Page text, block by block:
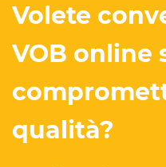
Volete
VOB online
qualità?